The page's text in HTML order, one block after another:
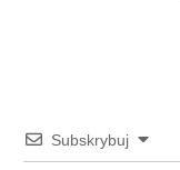
Subskrybuj